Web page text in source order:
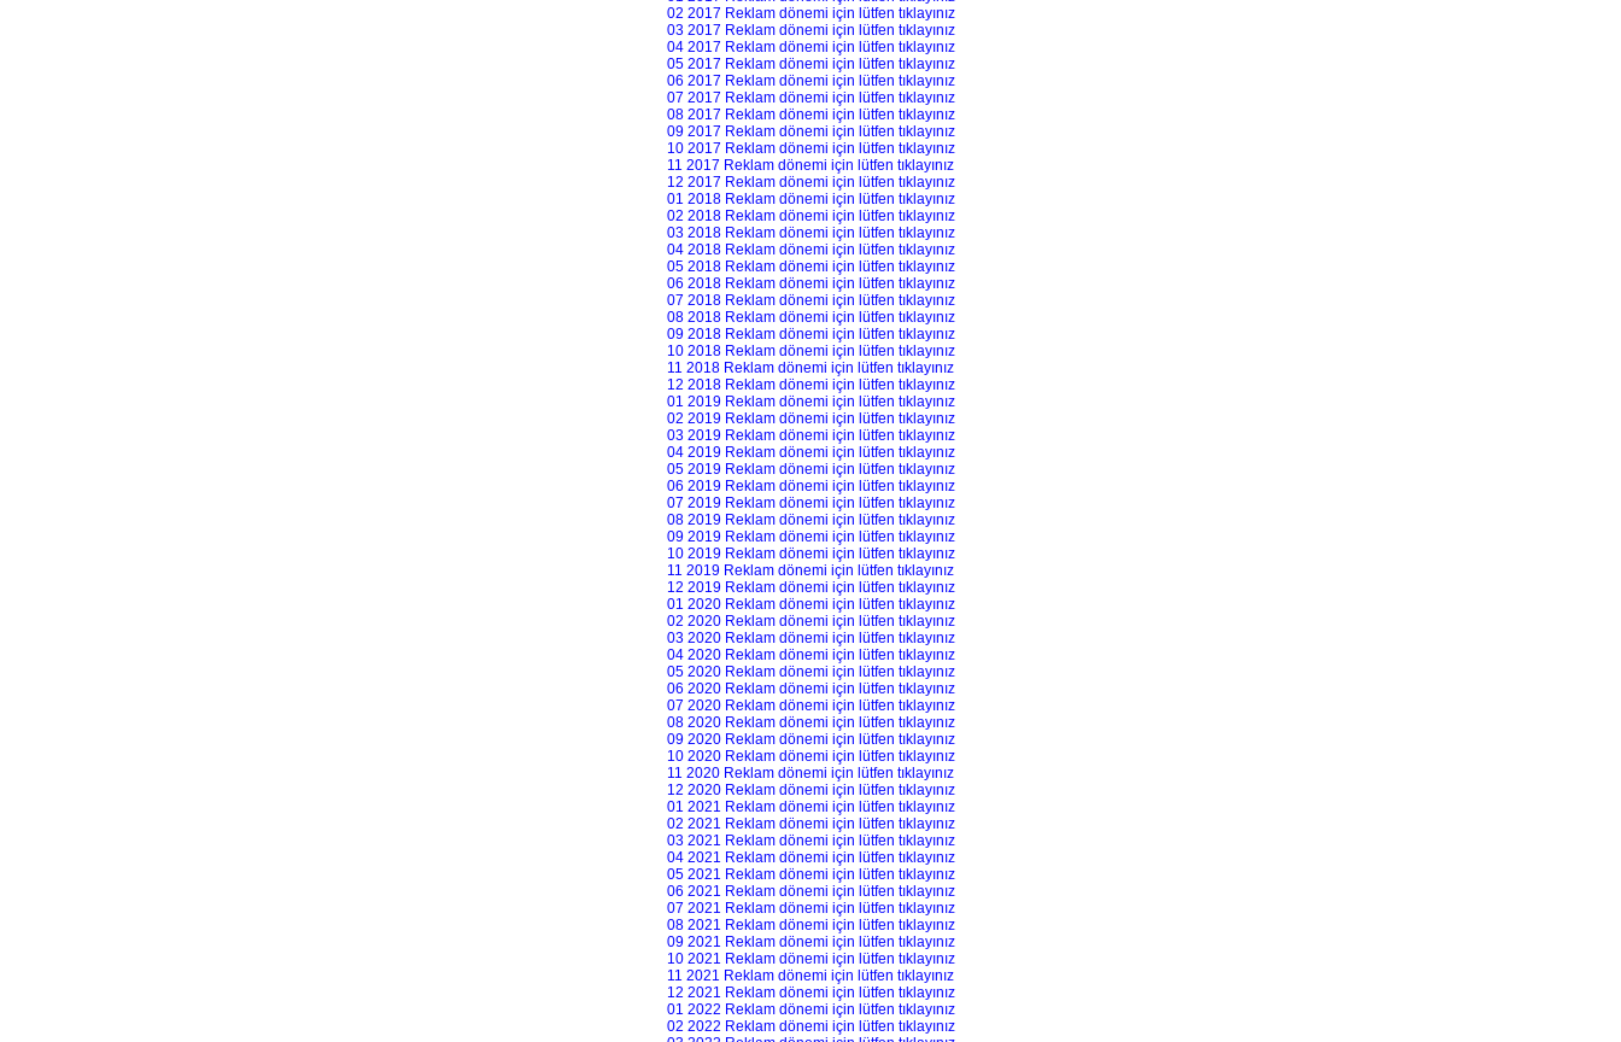
02 2017 Reklam dönemi için lütfen tıklayınız
03 2017 Reklam dönemi için lütfen tıklayınız
04 2017 Reklam dönemi için lütfen tıklayınız
05 2017 Reklam dönemi için lütfen tıklayınız
06 2017 Reklam dönemi için lütfen tıklayınız
07 2017 Reklam dönemi için lütfen tıklayınız
08 2017 Reklam dönemi için lütfen tıklayınız
09 2017 Reklam dönemi için lütfen tıklayınız
10 2017 Reklam dönemi için lütfen tıklayınız
11 2017 Reklam dönemi için lütfen tıklayınız
12 2017 Reklam dönemi için lütfen tıklayınız
01 2018 Reklam dönemi için lütfen tıklayınız
02 2018 Reklam dönemi için lütfen tıklayınız
03 2018 Reklam dönemi için lütfen tıklayınız
04 2018 Reklam dönemi için lütfen tıklayınız
05 2018 Reklam dönemi için lütfen tıklayınız
06 2018 Reklam dönemi için lütfen tıklayınız
07 2018 Reklam dönemi için lütfen tıklayınız
08 2018 Reklam dönemi için lütfen tıklayınız
09 2018 Reklam dönemi için lütfen tıklayınız
10 2018 Reklam dönemi için lütfen tıklayınız
11 2018 Reklam dönemi için lütfen tıklayınız
12 2018 Reklam dönemi için lütfen tıklayınız
01 2019 Reklam dönemi için lütfen tıklayınız
02 2019 Reklam dönemi için lütfen tıklayınız
03 2019 Reklam dönemi için lütfen tıklayınız
04 2019 Reklam dönemi için lütfen tıklayınız
05 2019 Reklam dönemi için lütfen tıklayınız
06 2019 Reklam dönemi için lütfen tıklayınız
07 2019 Reklam dönemi için lütfen tıklayınız
08 2019 Reklam dönemi için lütfen tıklayınız
09 2019 Reklam dönemi için lütfen tıklayınız
10 2019 Reklam dönemi için lütfen tıklayınız
11 2019 Reklam dönemi için lütfen tıklayınız
12 2019 Reklam dönemi için lütfen tıklayınız
01 2020 Reklam dönemi için lütfen tıklayınız
02 2020 Reklam dönemi için lütfen tıklayınız
03 2020 Reklam dönemi için lütfen tıklayınız
04 2020 Reklam dönemi için lütfen tıklayınız
05 2020 Reklam dönemi için lütfen tıklayınız
06 2020 Reklam dönemi için lütfen tıklayınız
07 2020 Reklam dönemi için lütfen tıklayınız
08 2020 Reklam dönemi için lütfen tıklayınız
09 2020 Reklam dönemi için lütfen tıklayınız
10 2020 Reklam dönemi için lütfen tıklayınız
11 2020 Reklam dönemi için lütfen tıklayınız
12 2020 Reklam dönemi için lütfen tıklayınız
01 2021 Reklam dönemi için lütfen tıklayınız
02 2021 Reklam dönemi için lütfen tıklayınız
03 2021 Reklam dönemi için lütfen tıklayınız
04 2021 Reklam dönemi için lütfen tıklayınız
05 2021 Reklam dönemi için lütfen tıklayınız
06 2021 Reklam dönemi için lütfen tıklayınız
07 2021 Reklam dönemi için lütfen tıklayınız
08 2021 Reklam dönemi için lütfen tıklayınız
09 2021 Reklam dönemi için lütfen tıklayınız
10 2021 Reklam dönemi için lütfen tıklayınız
11 2021 Reklam dönemi için lütfen tıklayınız
12 2021 Reklam dönemi için lütfen tıklayınız
01 2022 Reklam dönemi için lütfen tıklayınız
02 2022 Reklam dönemi için lütfen tıklayınız